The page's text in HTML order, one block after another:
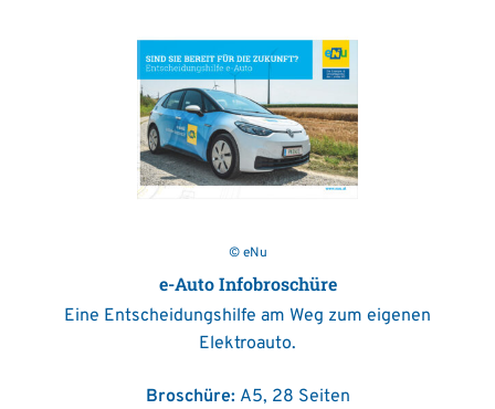
© eNu
e-Auto Infobroschüre
Eine Entscheidungshilfe am Weg zum eigenen
Elektroauto.
Broschüre: A5, 28 Seiten